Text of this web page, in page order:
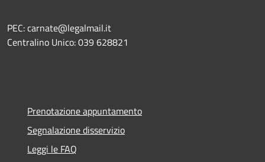
PEC: carnate@legalmail.it
Centralino Unico: 039 628821
Prenotazione appuntamento
Segnalazione disservizio
Leggi le FAQ